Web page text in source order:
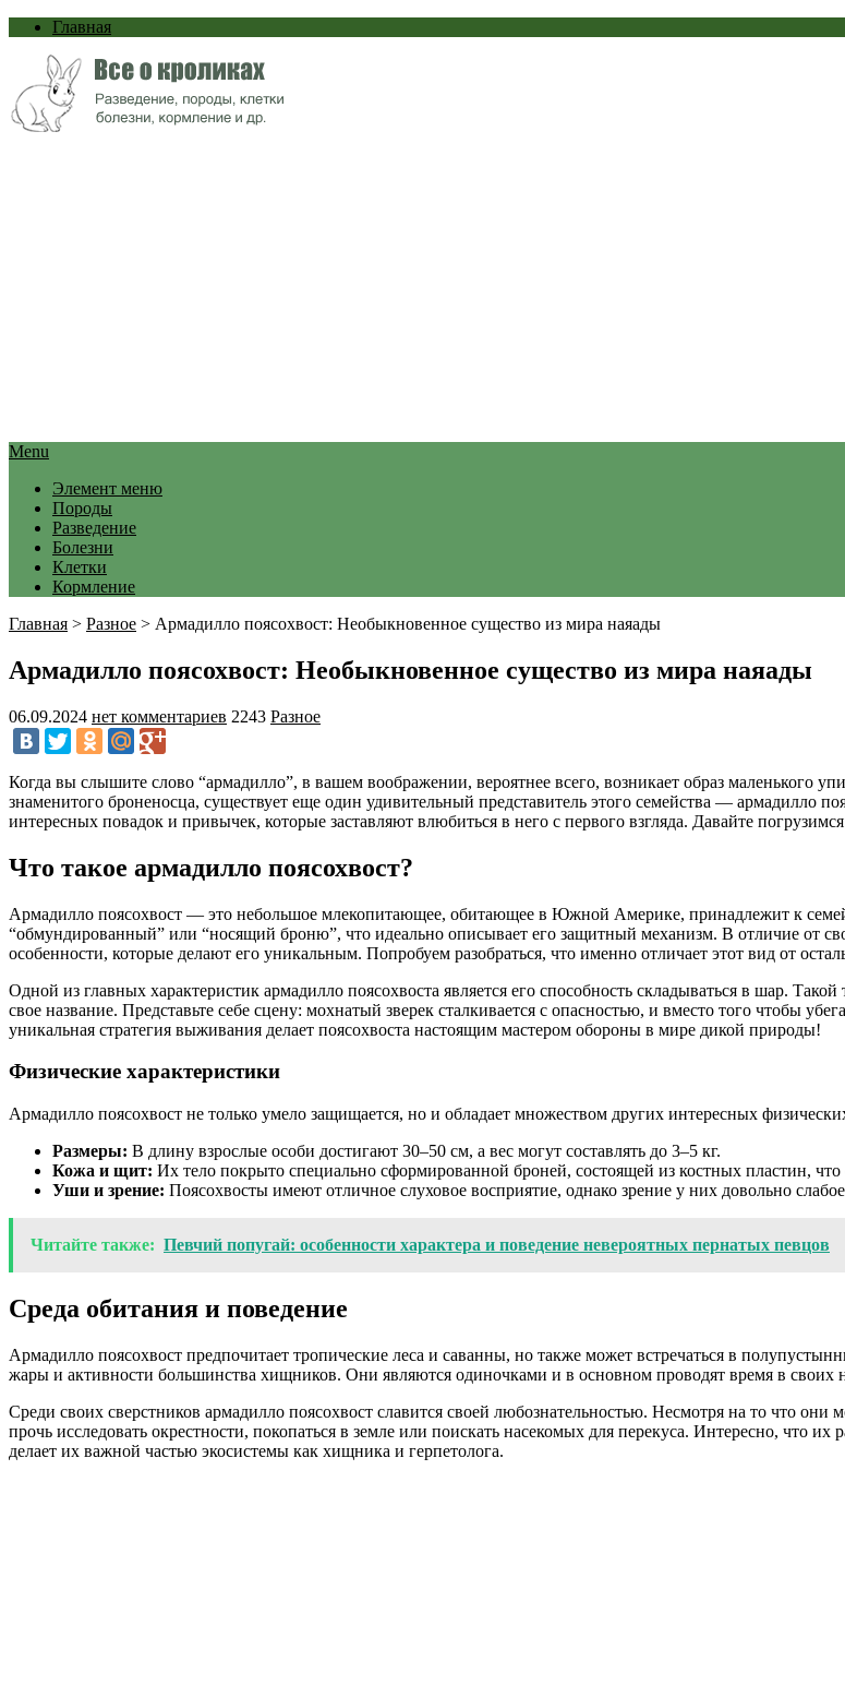
Главная
Menu
Элемент меню
Породы
Разведение
Болезни
Клетки
Кормление
Главная > Разное > Армадилло поясохвост: Необыкновенное существо из мира наяады
Армадилло поясохвост: Необыкновенное существо из мира наяады
06.09.2024 нет комментариев 2243 Разное
Когда вы слышите слово “армадилло”, в вашем воображении, вероятнее всего, возникает образ
знаменитого броненосца, существует еще один удивительный представитель этого семейства — армадилло
интересных повадок и привычек, которые заставляют влюбиться в него с первого взгляда. Давайте
Что такое армадилло поясохвост?
Армадилло поясохвост — это небольшое млекопитающее, обитающее в Южной Америке, принадлежит к
“обмундированный” или “носящий броню”, что идеально описывает его защитный механизм. В отличие от
особенности, которые делают его уникальным. Попробуем разобраться, что именно отличает этот вид от
Одной из главных характеристик армадилло поясохвоста является его способность складываться в шар.
свое название. Представьте себе сцену: мохнатый зверек сталкивается с опасностью, и вместо того чтобы
уникальная стратегия выживания делает поясохвоста настоящим мастером обороны в мире дикой природы!
Физические характеристики
Армадилло поясохвост не только умело защищается, но и обладает множеством других интересных
Размеры: В длину взрослые особи достигают 30–50 см, а вес могут составлять до 3–5 кг.
Кожа и щит: Их тело покрыто специально сформированной броней, состоящей из костных пластин,
Уши и зрение: Поясохвосты имеют отличное слуховое восприятие, однако зрение у них довольно
Читайте также: Певчий попугай: особенности характера и поведение невероятных пернатых певцов
Среда обитания и поведение
Армадилло поясохвост предпочитает тропические леса и саванны, но также может встречаться в
жары и активности большинства хищников. Они являются одиночками и в основном проводят время в своих
Среди своих сверстников армадилло поясохвост славится своей любознательностью. Несмотря на то что
прочь исследовать окрестности, покопаться в земле или поискать насекомых для перекуса. Интересно, что
делает их важной частью экосистемы как хищника и герпетолога.